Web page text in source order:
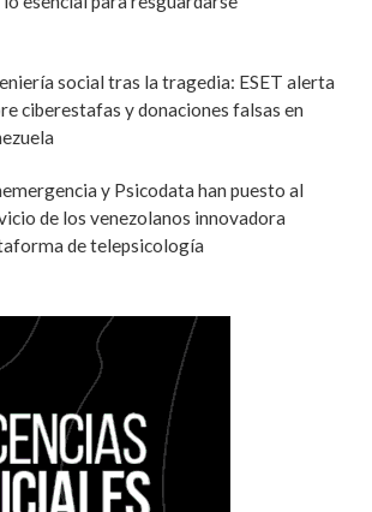
social tras la tragedia: ESET alerta
ciberestafas y donaciones falsas en
y Psicodata han puesto al
de los venezolanos innovadora
de telepsicología